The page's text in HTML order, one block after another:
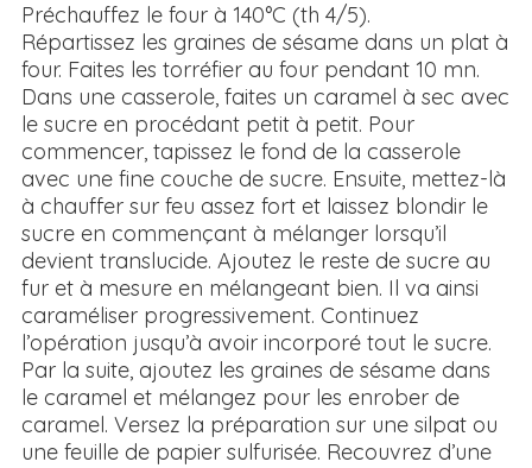
Préchauffez le four à 140°C (th 4/5).
Répartissez les graines de sésame dans un plat à
four. Faites les torréfier au four pendant 10 mn.
Dans une casserole, faites un caramel à sec avec
le sucre en procédant petit à petit. Pour
commencer, tapissez le fond de la casserole
avec une fine couche de sucre. Ensuite, mettez-là
à chauffer sur feu assez fort et laissez blondir le
sucre en commençant à mélanger lorsqu’il
devient translucide. Ajoutez le reste de sucre au
fur et à mesure en mélangeant bien. Il va ainsi
caraméliser progressivement. Continuez
l’opération jusqu’à avoir incorporé tout le sucre.
Par la suite, ajoutez les graines de sésame dans
le caramel et mélangez pour les enrober de
caramel. Versez la préparation sur une silpat ou
une feuille de papier sulfurisée. Recouvrez d’une